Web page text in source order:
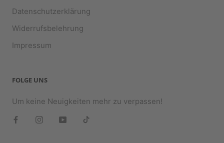
Datenschutzerklärung
Widerrufsbelehrung
Impressum
FOLGE UNS
Um keine Neuigkeiten mehr zu verpassen!